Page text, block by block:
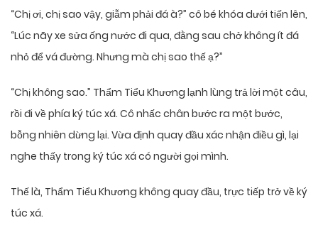
“Chị ơi, chị sao vậy, giẫm phải đá à?” cô bé khóa dưới tiến lên,
“Lúc nãy xe sửa ống nước đi qua, đằng sau chở không ít đá
nhỏ để vá đường. Nhưng mà chị sao thế ạ?”
“Chị không sao.” Thẩm Tiểu Khương lạnh lùng trả lời một câu,
rồi đi về phía ký túc xá. Cô nhấc chân bước ra một bước,
bỗng nhiên dừng lại. Vừa định quay đầu xác nhận điều gì, lại
nghe thấy trong ký túc xá có người gọi mình.
Thế là, Thẩm Tiểu Khương không quay đầu, trực tiếp trở về ký
túc xá.